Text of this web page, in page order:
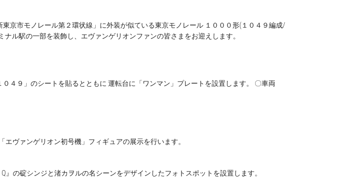
京市モノレール第２環状線」に外装が似ている東京モノレール １０００形(１０４９編成/
ル駅の一部を装飾し、エヴァンゲリオンファンの皆さまをお迎えします。
４９」のシートを貼るとともに 運転台に「ワンマン」プレートを設置します。 〇車両
ヴァンゲリオン初号機」フィギュアの展示を行います。
の碇シンジと渚カヲルの名シーンをデザインしたフォトスポットを設置します。